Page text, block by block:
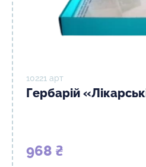
10221 арт
Гербарій
968 ₴